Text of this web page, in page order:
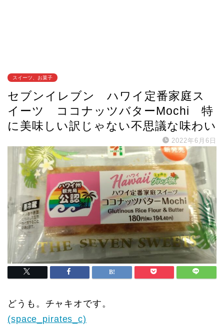
スイーツ、お菓子
セブンイレブン ハワイ定番家庭ス
イーツ ココナッツバターMochi 特
に美味しい訳じゃない不思議な味わい
2022年6月6日
どうも。チャキオです。
(space_pirates_c)